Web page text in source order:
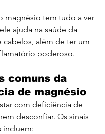
magnésio tem tudo a ver
ajuda na saúde da
cabelos, além de ter um
poderoso.
comuns da
de magnésio
com deficiência de
desconfiar. Os sinais
incluem: